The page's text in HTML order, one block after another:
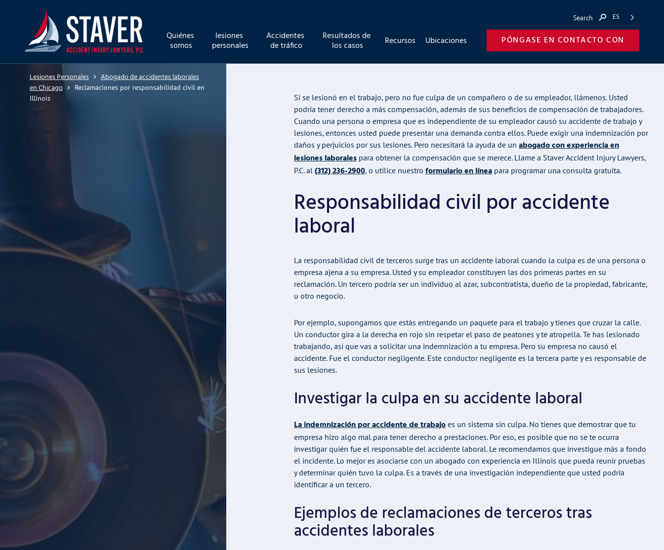
Quiénes
somos
lesiones
personales
Accidentes
de tráfico
Resultados de
los casos Recursos Ubicaciones
buscar...
ES
PÓNGASE EN CONTACTO CON
Lesiones Personales
Abogado de accidentes laborales
en Chicago
Reclamaciones por responsabilidad civil en
Illinois
Si se lesionó en el trabajo, pero no fue culpa de un compañero o de su empleador, llámenos. Usted
podría tener derecho a más compensación, además de sus beneficios de compensación de trabajadores.
Cuando una persona o empresa que es independiente de su empleador causó su accidente de trabajo y
lesiones, entonces usted puede presentar una demanda contra ellos. Puede exigir una indemnización por
daños y perjuicios por sus lesiones. Pero necesitará la ayuda de un abogado con experiencia en
lesiones laboralespara obtener la compensación que se merece. Llame a Staver Accident Injury Lawyers,
P.C. al (312) 236-2900, o utilice nuestro formulario en líneapara programar una consulta gratuita.
Responsabilidad civil por accidente
laboral
La responsabilidad civil de terceros surge tras un accidente laboral cuando la culpa es de una persona o
empresa ajena a su empresa. Usted y su empleador constituyen las dos primeras partes en su
reclamación. Un tercero podría ser un individuo al azar, subcontratista, dueño de la propiedad, fabricante,
u otro negocio.
Por ejemplo, supongamos que estás entregando un paquete para el trabajo y tienes que cruzar la calle.
Un conductor gira a la derecha en rojo sin respetar el paso de peatones y te atropella. Te has lesionado
trabajando, así que vas a solicitar una indemnización a tu empresa. Pero su empresa no causó el
accidente. Fue el conductor negligente. Este conductor negligente es la tercera parte y es responsable de
sus lesiones.
Investigar la culpa en su accidente laboral
La indemnización por accidente de trabajoes un sistema sin culpa. No tienes que demostrar que tu
empresa hizo algo mal para tener derecho a prestaciones. Por eso, es posible que no se te ocurra
investigar quién fue el responsable del accidente laboral. Le recomendamos que investigue más a fondo
el incidente. Lo mejor es asociarse con un abogado con experiencia en Illinois que pueda reunir pruebas
y determinar quién tuvo la culpa. Es a través de una investigación independiente que usted podría
identificar a un tercero.
Ejemplos de reclamaciones de terceros tras
accidentes laborales